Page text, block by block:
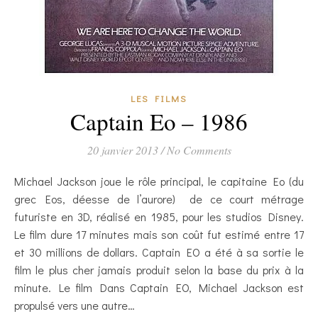
LES FILMS
Captain Eo – 1986
20 janvier 2013 / No Comments
Michael Jackson joue le rôle principal, le capitaine Eo (du
grec Eos, déesse de l’aurore) de ce court métrage
futuriste en 3D, réalisé en 1985, pour les studios Disney.
Le film dure 17 minutes mais son coût fut estimé entre 17
et 30 millions de dollars. Captain EO a été à sa sortie le
film le plus cher jamais produit selon la base du prix à la
minute. Le film Dans Captain EO, Michael Jackson est
propulsé vers une autre…